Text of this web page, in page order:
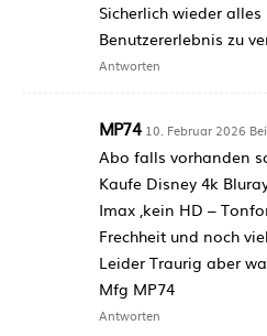
Sicherlich wieder
Benutzererlebnis zu
Antworten
MP74 10. Februar 2026
Abo falls vorhanden
Kaufe Disney 4k
Imax ,kein HD –
Frechheit und noch
Leider Traurig aber
Mfg MP74
Antworten